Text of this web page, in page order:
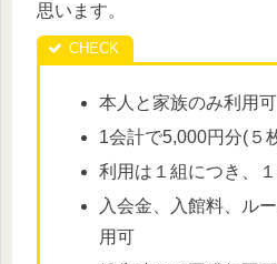
思います。
本人と家族のみ利用可
1会計で5,000円分(５
利用は１組につき、
入会金、入館料、ル
用可